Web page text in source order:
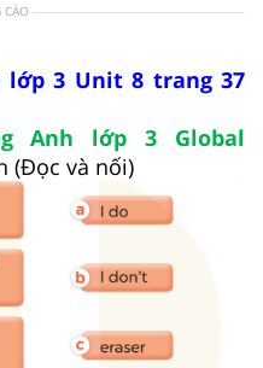
CÁO
lớp 3 Unit 8 trang 37
Anh lớp 3 Global
(Đọc và nối)